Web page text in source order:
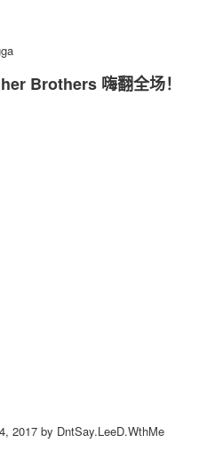
Brothers 嗨翻全场！
2017 by DntSay.LeeD.WthMe